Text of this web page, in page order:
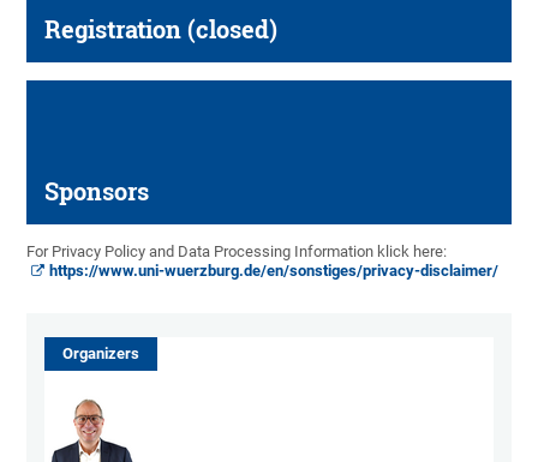
Registration (closed)
Sponsors
For Privacy Policy and Data Processing Information klick here:
https://www.uni-wuerzburg.de/en/sonstiges/privacy-disclaimer/
Organizers